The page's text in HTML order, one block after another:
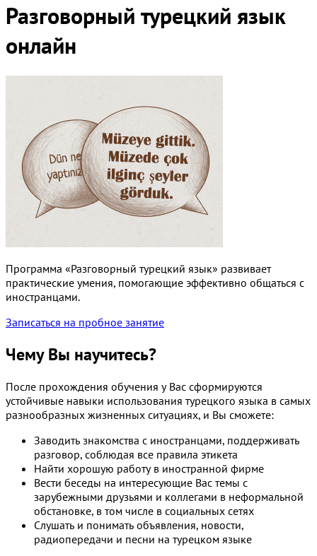
Разговорный турецкий язык
онлайн
Программа «Разговорный турецкий язык» развивает
практические умения, помогающие эффективно общаться с
иностранцами.
Записаться на пробное занятие
Чему Вы научитесь?
После прохождения обучения у Вас сформируются
устойчивые навыки использования турецкого языка в самых
разнообразных жизненных ситуациях, и Вы сможете:
Заводить знакомства с иностранцами, поддерживать
разговор, соблюдая все правила этикета
Найти хорошую работу в иностранной фирме
Вести беседы на интересующие Вас темы с
зарубежными друзьями и коллегами в неформальной
обстановке, в том числе в социальных сетях
Слушать и понимать объявления, новости,
радиопередачи и песни на турецком языке